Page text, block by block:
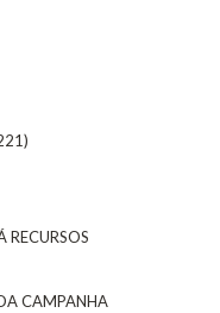
RECURSOS
CAMPANHA